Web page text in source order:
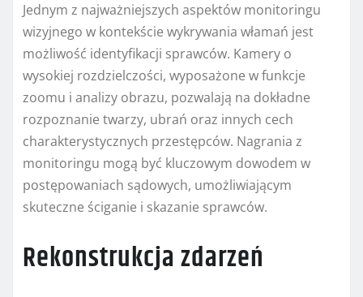
Jednym z najważniejszych aspektów monitoringu
wizyjnego w kontekście wykrywania włamań jest
możliwość identyfikacji sprawców. Kamery o
wysokiej rozdzielczości, wyposażone w funkcje
zoomu i analizy obrazu, pozwalają na dokładne
rozpoznanie twarzy, ubrań oraz innych cech
charakterystycznych przestępców. Nagrania z
monitoringu mogą być kluczowym dowodem w
postępowaniach sądowych, umożliwiającym
skuteczne ściganie i skazanie sprawców.
Rekonstrukcja zdarzeń